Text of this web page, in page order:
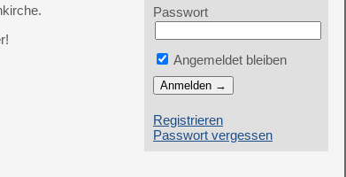
Passwort
Angemeldet bleiben
Registrieren
Passwort vergessen